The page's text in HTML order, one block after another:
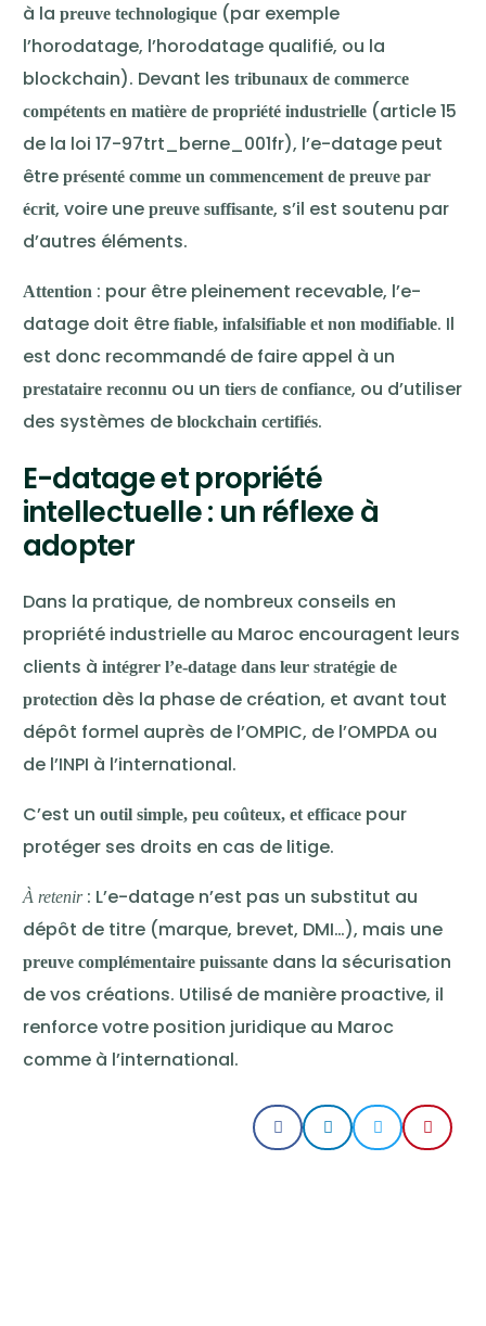
à la preuve technologique(par exemple
l’horodatage, l’horodatage qualifié, ou la
blockchain). Devant les tribunaux de commerce
compétents en matière de propriété industrielle(article 15
de la loi 17-97trt_berne_001fr), l’e-datage peut
être présenté comme un commencement de preuve par
écrit, voire une preuve suffisante, s’il est soutenu par
d’autres éléments.
Attention: pour être pleinement recevable, l’e-
datage doit être fiable, infalsifiable et non modifiable. Il
est donc recommandé de faire appel à un
prestataire reconnuou un tiers de confiance, ou d’utiliser
des systèmes de blockchain certifiés.
E-datage et propriété
intellectuelle : un réflexe à
adopter
Dans la pratique, de nombreux conseils en
propriété industrielle au Maroc encouragent leurs
clients à intégrer l’e-datage dans leur stratégie de
protectiondès la phase de création, et avant tout
dépôt formel auprès de l’OMPIC, de l’OMPDA ou
de l’INPI à l’international.
C’est un outil simple, peu coûteux, et efficacepour
protéger ses droits en cas de litige.
À retenir: L’e-datage n’est pas un substitut au
dépôt de titre (marque, brevet, DMI…), mais une
preuve complémentaire puissantedans la sécurisation
de vos créations. Utilisé de manière proactive, il
renforce votre position juridique au Maroc
comme à l’international.